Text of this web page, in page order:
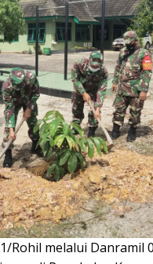
Rohil melalui Danramil